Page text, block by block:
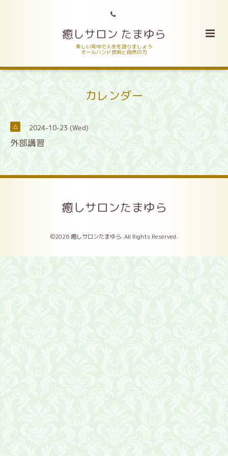
癒しサロン たまゆら
美しい背中で人生を語りましょう
オールハンド技術と自然の力
カレンダー
△ 2024-10-23 (Wed)
外部講習
癒しサロンたまゆら
©2026癒しサロンたまゆら. All Rights Reserved.